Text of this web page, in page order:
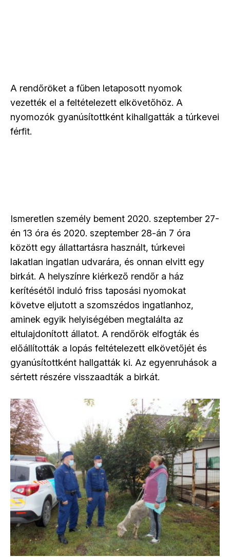
A rendőröket a fűben letaposott nyomok
vezették el a feltételezett elkövetőhöz. A
nyomozók gyanúsítottként kihallgatták a túrkevei
férfit.
Ismeretlen személy bement 2020. szeptember 27-
én 13 óra és 2020. szeptember 28-án 7 óra
között egy állattartásra használt, túrkevei
lakatlan ingatlan udvarára, és onnan elvitt egy
birkát. A helyszínre kiérkező rendőr a ház
kerítésétől induló friss taposási nyomokat
követve eljutott a szomszédos ingatlanhoz,
aminek egyik helyiségében megtalálta az
eltulajdonított állatot. A rendőrök elfogták és
előállították a lopás feltételezett elkövetőjét és
gyanúsítottként hallgatták ki. Az egyenruhások a
sértett részére visszaadták a birkát.